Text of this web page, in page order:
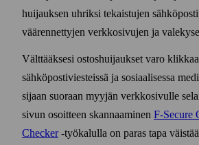
huijauksen uhriksi tekaistujen
väärennettyjen verkko­sivujen ja
Välttääksesi ostos­huijaukset varo
sähkö­posti­viesteissä ja sosiaalisessa
sijaan suoraan myyjän verkko­sivulle
sivun osoitteen skannaaminen F‑Secure
Checker‑työ­kalulla on paras tapa